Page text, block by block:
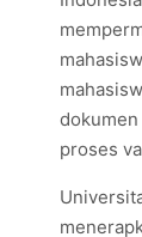
proses